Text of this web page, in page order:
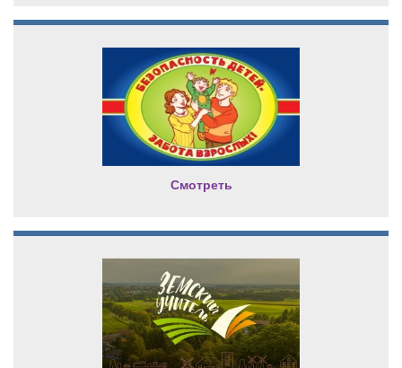
Смотреть